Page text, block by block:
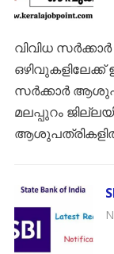
വിവിധ
സർക്കാർ
മലപ്പുറം